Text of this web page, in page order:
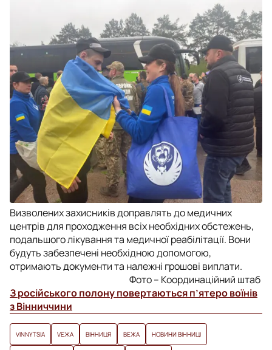
Визволених захисників доправлять до медичних
центрів для проходження всіх необхідних обстежень,
подальшого лікування та медичної реабілітації. Вони
будуть забезпечені необхідною допомогою,
отримають документи та належні грошові виплати.
Фото – Координаційний штаб
З російського полону повертаються п’ятеро воїнів
з Вінниччини
VINNYTSIA VЕЖА ВІННИЦЯ ВЕЖА НОВИНИ ВІННИЦІ